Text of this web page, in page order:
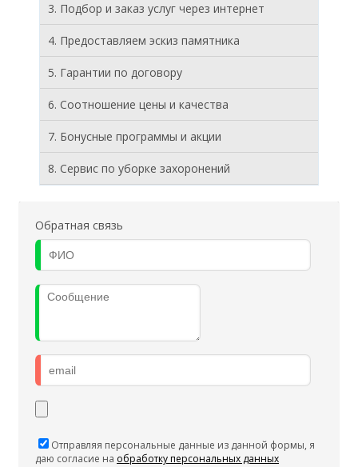
3. Подбор и заказ услуг через интернет
4. Предоставляем эскиз памятника
5. Гарантии по договору
6. Соотношение цены и качества
7. Бонусные программы и акции
8. Cервис по уборке захоронений
Обратная связь
Отправляя персональные данные из данной формы, я
даю согласие на обработку персональных данных